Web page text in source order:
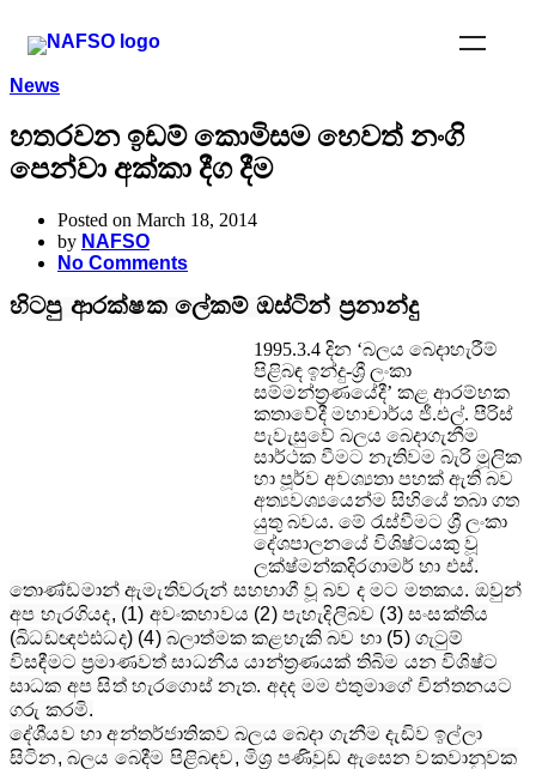
News
හතරවන ඉඩම් කොමිසම හෙවත් නංගි
පෙන්වා අක්කා දීග දීම
Posted on March 18, 2014
by NAFSO
No Comments
හිටපු ආරක්ෂක ‍ලේකම් ඔස්ටින් ප්‍රනාන්දු
1995.3.4 දින ‘බලය බෙදාහැරීම්
පිළිබඳ ඉන්දු-ශ්‍රී ලංකා
සම්මන්ත්‍රණයේදී’ කළ ආරම්භක
කතාවේදී මහාචාර්ය ජී.එල්. පීරිස්
පැවැසුවේ බලය බෙදාගැනීම
සාර්ථක වීමට නැතිවම බැරි මූලික
හා පූර්ව අවශ්‍යතා පහක් ඇති බව
අත්‍යවශ්‍යයෙන්ම සිහියේ තබා ගත
යුතු බවය. මේ රැස්වීමට ශ්‍රී ලංකා
දේශපාලනයේ විශිෂ්ටයකු වූ
ලක්ෂ්මන්කදිරගාමර් හා එස්.
තොණ්ඩමාන් ඇමැතිවරුන් සහභාගී වූ බව ද මට මතකය. ඔවුන්
අප හැරගියද, (1) අවංකභාවය (2) පැහැදිලිබව (3) සංසක්තිය
(ඛිධඩඥඵඪධද) (4) බලාත්මක කළහැකි බව හා (5) ගැටුම්
විසඳීමට ප්‍රමාණවත් සාධනීය යාන්ත්‍රණයක් තිබිම යන විශිෂ්ට
සාධක අප සිත් හැරගොස් නැත. අදද මම එතුමාගේ චින්තනයට
ගරු කරමි.
දේශීයව හා අන්තර්ජාතිකව බලය බෙදා ගැනීම දැඩිව ඉල්ලා
සිටින, බලය බෙදීම පිළිබඳව, මිශ්‍ර පණිවුඩ ඇසෙන වකවානුවක